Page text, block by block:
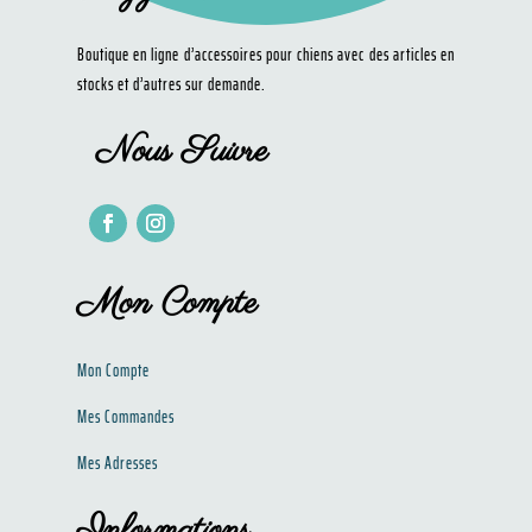
Boutique en ligne d’accessoires pour chiens avec des articles en
stocks et d’autres sur demande.
Nous Suivre
Mon Compte
Mon Compte
Mes Commandes
Mes Adresses